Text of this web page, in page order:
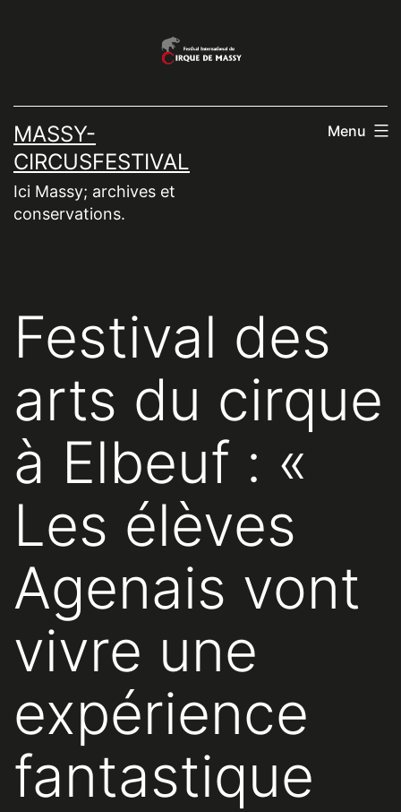
MASSY-
CIRCUSFESTIVAL
Ici Massy; archives et
conservations.
Menu
Festival des
arts du cirque
à Elbeuf : «
Les élèves
Agenais vont
vivre une
expérience
fantastique